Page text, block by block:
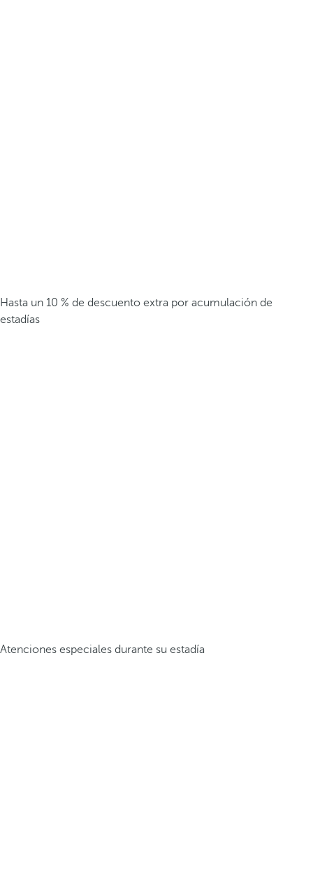
Hasta un 10 % de descuento extra por acumulación de
estadías
Atenciones especiales durante su estadía